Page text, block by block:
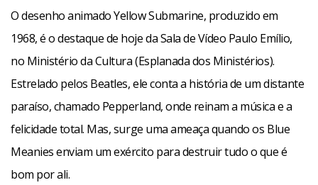
O desenho animado Yellow Submarine, produzido em
1968, é o destaque de hoje da Sala de Vídeo Paulo Emílio,
no Ministério da Cultura (Esplanada dos Ministérios).
Estrelado pelos Beatles, ele conta a história de um distante
paraíso, chamado Pepperland, onde reinam a música e a
felicidade total. Mas, surge uma ameaça quando os Blue
Meanies enviam um exército para destruir tudo o que é
bom por ali.